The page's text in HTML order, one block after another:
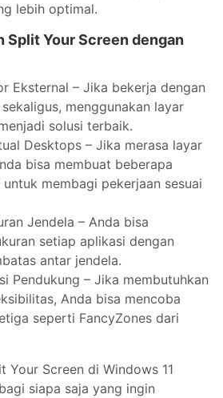
lebih optimal.
Split Your Screen dengan
Eksternal – Jika bekerja dengan
menggunakan layar
solusi terbaik.
Desktops – Jika merasa layar
bisa membuat beberapa
membagi pekerjaan sesuai
Jendela – Anda bisa
setiap aplikasi dengan
antar jendela.
Pendukung – Jika membutuhkan
Anda bisa mencoba
seperti FancyZones dari
Your Screen di Windows 11
siapa saja yang ingin